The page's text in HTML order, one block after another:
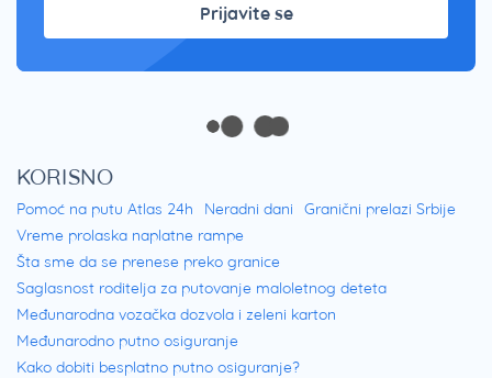
Prijavite se
KORISNO
Pomoć na putu Atlas 24h Neradni dani
Granični prelazi Srbije
Vreme prolaska naplatne rampe
Šta sme da se prenese preko granice
Saglasnost roditelja za putovanje maloletnog deteta
Međunarodna vozačka dozvola i zeleni karton
Međunarodno putno osiguranje
Kako dobiti besplatno putno osiguranje?